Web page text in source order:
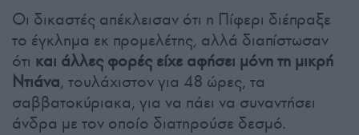
Οι δικαστές απέκλεισαν ότι η Πίφερι διέπραξε
το έγκλημα εκ προμελέτης, αλλά διαπίστωσαν
ότι και άλλες φορές είχε αφήσει μόνη τη μικρή
Ντιάνα, τουλάχιστον για 48 ώρες, τα
σαββατοκύριακα, για να πάει να συναντήσει
άνδρα με τον οποίο διατηρούσε δεσμό.